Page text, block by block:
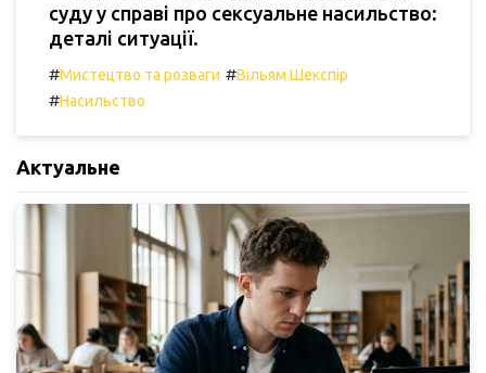
суду у справі про сексуальне насильство:
деталі ситуації.
#Мистецтво та розваги #Вільям Шекспір
#Насильство
Актуальне